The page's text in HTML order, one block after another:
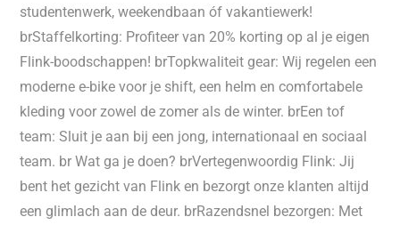
studentenwerk, weekendbaan óf vakantiewerk!
brStaffelkorting: Profiteer van 20% korting op al je eigen
Flink-boodschappen! brTopkwaliteit gear: Wij regelen een
moderne e-bike voor je shift, een helm en comfortabele
kleding voor zowel de zomer als de winter. brEen tof
team: Sluit je aan bij een jong, internationaal en sociaal
team. br Wat ga je doen? brVertegenwoordig Flink: Jij
bent het gezicht van Flink en bezorgt onze klanten altijd
een glimlach aan de deur. brRazendsnel bezorgen: Met